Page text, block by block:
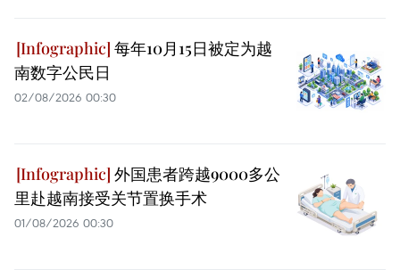
每年10月15日被定为越
南数字公民日
02/08/2026 00:30
外国患者跨越9000多公
里赴越南接受关节置换手术
01/08/2026 00:30